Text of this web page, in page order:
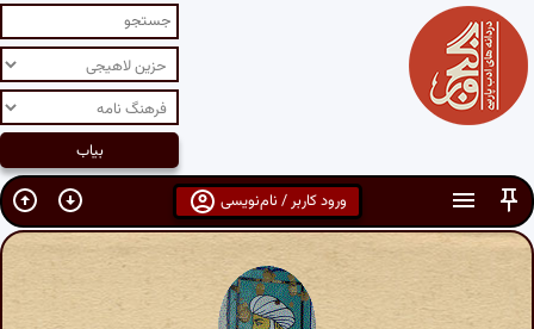
ورود کاربر / نام‌نویسی